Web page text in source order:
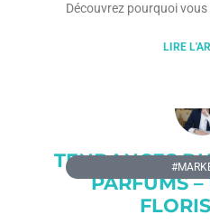
Découvrez pourquoi
LIRE
TENDANCES
PARFUMS